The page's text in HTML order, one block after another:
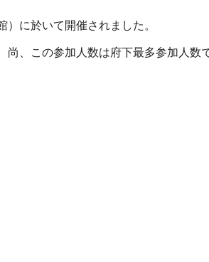
に於いて開催されました。
、この参加人数は府下最多参加人数